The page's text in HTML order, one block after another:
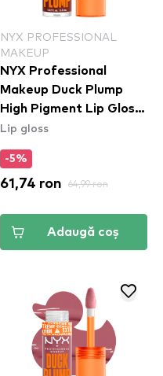
NYX PROFESSIONAL
MAKEUP
NYX Professional
Makeup Duck Plump
High Pigment Lip Gloss
- Wine Not (DPLL16)
Lip gloss
-5%
61,74 ron 64,99 ron
Adaugă coș